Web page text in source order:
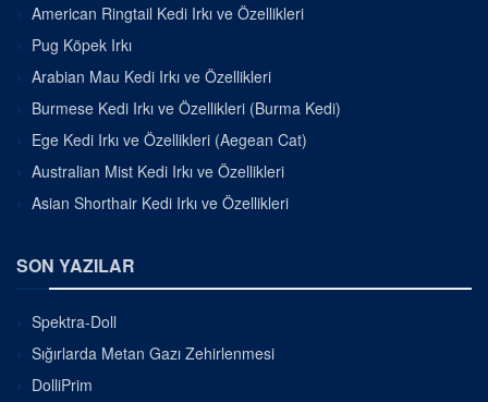
American Ringtail Kedi Irkı ve Özellikleri
Pug Köpek Irkı
Arabian Mau Kedi Irkı ve Özellikleri
Burmese Kedi Irkı ve Özellikleri (Burma Kedi)
Ege Kedi Irkı ve Özellikleri (Aegean Cat)
Australian Mist Kedi Irkı ve Özellikleri
Asian Shorthair Kedi Irkı ve Özellikleri
SON YAZILAR
Spektra-Doll
Sığırlarda Metan Gazı Zehirlenmesi
DolliPrim